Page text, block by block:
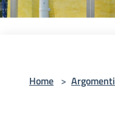
Home > Argomenti